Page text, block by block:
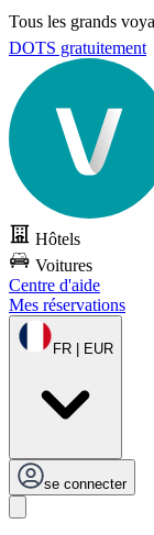
Tous les grands
DOTS gratuitement
Hôtels
Voitures
Centre d'aide
Mes réservations
FR | EUR
se connecter